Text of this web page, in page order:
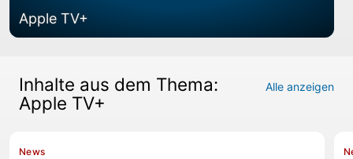
Apple TV+
Inhalte aus dem Thema:
Apple TV+
Alle anzeigen
News